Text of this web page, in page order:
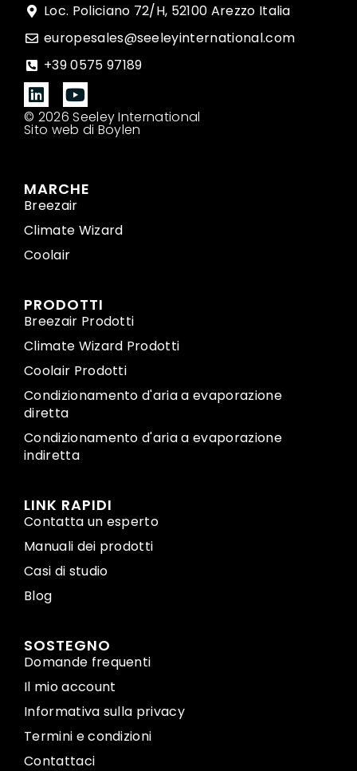
Loc. Policiano 72/H, 52100 Arezzo Italia
europesales@seeleyinternational.com
+39 0575 97189
© 2026 Seeley International
Sito web di Boylen
MARCHE
Breezair
Climate Wizard
Coolair
PRODOTTI
Breezair Prodotti
Climate Wizard Prodotti
Coolair Prodotti
Condizionamento d'aria a evaporazione
diretta
Condizionamento d'aria a evaporazione
indiretta
LINK RAPIDI
Contatta un esperto
Manuali dei prodotti
Casi di studio
Blog
SOSTEGNO
Domande frequenti
Il mio account
Informativa sulla privacy
Termini e condizioni
Contattaci